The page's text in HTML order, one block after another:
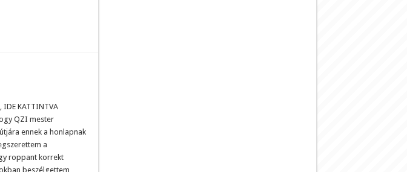
KATTINTVA
QZI mester
ennek a honlapnak
a
roppant korrekt
beszélgettem